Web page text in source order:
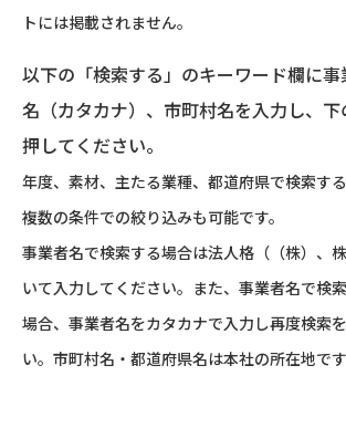
トには掲載されません。
以下の「検索する」のキーワード欄に
名（カタカナ）、市町村名を入力し、
押してください。
年度、素材、主たる業種、都道府県で検索する
複数の条件での絞り込みも可能です。
事業者名で検索する場合は法人格（（株）、
いて入力してください。また、事業者名で検
場合、事業者名をカタカナで入力し再度検索
い。市町村名・都道府県名は本社の所在地です